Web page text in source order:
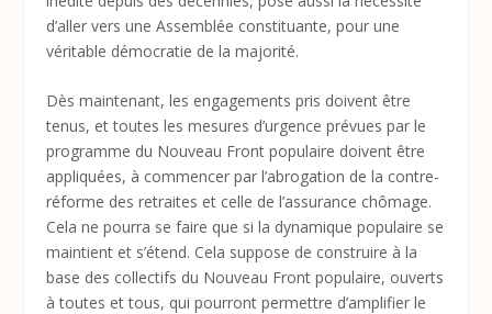
d’aller vers une Assemblée constituante, pour une
véritable démocratie de la majorité.
Dès maintenant, les engagements pris doivent être
tenus, et toutes les mesures d’urgence prévues par le
programme du Nouveau Front populaire doivent être
appliquées, à commencer par l’abrogation de la contre-
réforme des retraites et celle de l’assurance chômage.
Cela ne pourra se faire que si la dynamique populaire se
maintient et s’étend. Cela suppose de construire à la
base des collectifs du Nouveau Front populaire, ouverts
à toutes et tous, qui pourront permettre d’amplifier le